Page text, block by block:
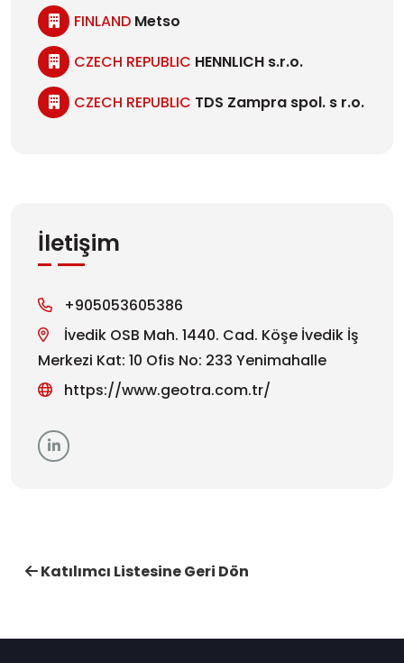
FINLAND Metso
CZECH REPUBLIC HENNLICH s.r.o.
CZECH REPUBLIC TDS Zampra spol. s r.o.
İletişim
+905053605386
İvedik OSB Mah. 1440. Cad. Köşe İvedik İş
Merkezi Kat: 10 Ofis No: 233 Yenimahalle
https://www.geotra.com.tr/
Katılımcı Listesine Geri Dön